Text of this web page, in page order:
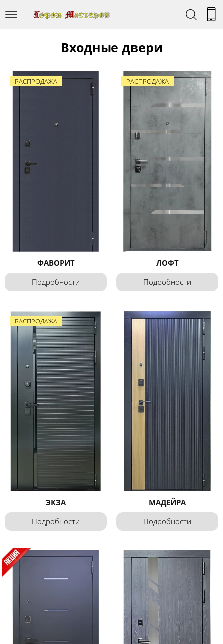
Входные двери
РАСПРОДАЖА
ФАВОРИТ
Подробности
РАСПРОДАЖА
ЛОФТ
Подробности
РАСПРОДАЖА
ЭКЗА
Подробности
МАДЕЙРА
Подробности